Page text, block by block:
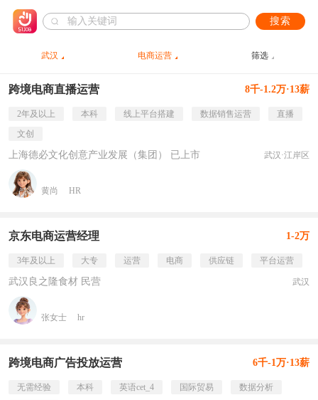
搜索
武汉 电商运营 筛选
跨境电商直播运营 8千-1.2万·13薪
2年及以上 本科 线上平台搭建 数据销售运营
直播
文创
上海德必文化创意产业发展（集团） 已上市 武汉·江岸区
黄尚 HR
京东电商运营经理 1-2万
3年及以上 大专 运营 电商 供应链 平台运营
武汉良之隆食材 民营 武汉
张女士 hr
跨境电商广告投放运营 6千-1万·13薪
无需经验 本科 英语cet_4 国际贸易
数据分析